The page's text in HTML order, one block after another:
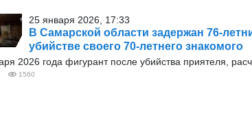
25 января 2026, 17:33
В Самарской области задержан 76-
убийстве своего 70-летнего знакомого
2026 года фигурант после убийства приятеля,
1560